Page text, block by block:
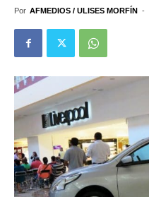
Por AFMEDIOS / ULISES MORFÍN -